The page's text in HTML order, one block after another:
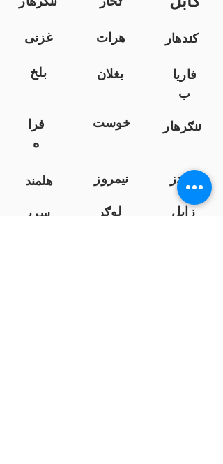
غزنی هرات
کندهار
بلخ
بغلان
فاریا
ب
فرا
ه
خوست ننګرهار
هلمند نیمروز
کندز
سرپ
لوګر زابل